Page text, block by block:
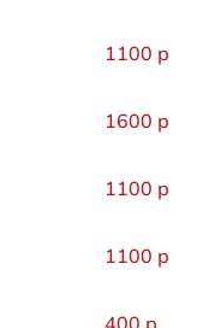
1100 р
1600 р
1100 р
1100 р